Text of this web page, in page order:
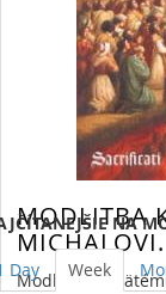
MODLITBA
MICHALOVI.
Modlitbu k
(Opens
Showing 9 results.
Items per Page 50
NA
Day Week